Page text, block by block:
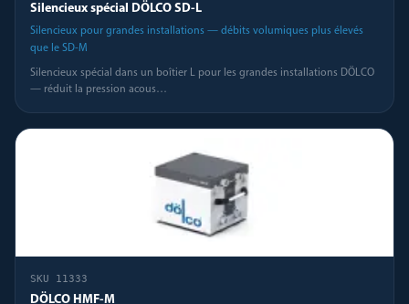
Silencieux spécial DÖLCO SD-L
Silencieux pour grandes installations — débits volumiques plus élevés
que le SD-M
Silencieux spécial dans un boîtier L pour les grandes installations DÖLCO
— réduit la pression acous…
SKU 11333
DÖLCO HMF-M